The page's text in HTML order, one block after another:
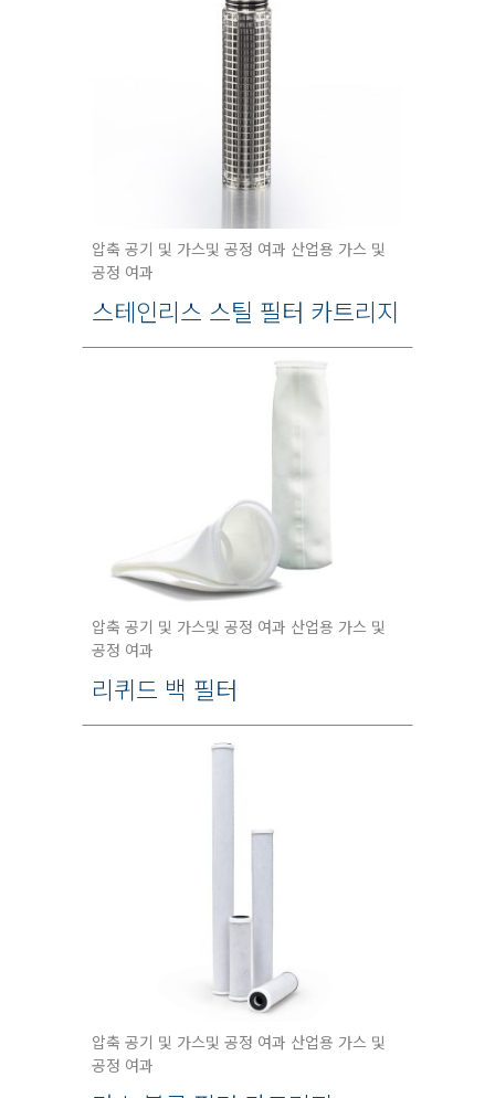
압축 공기 및 가스및 공정 여과 산업용 가스 및
공정 여과
스테인리스 스틸 필터 카트리지
압축 공기 및 가스및 공정 여과 산업용 가스 및
공정 여과
리퀴드 백 필터
압축 공기 및 가스및 공정 여과 산업용 가스 및
공정 여과